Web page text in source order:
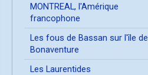
MONTREAL, l'Amérique
francophone
Les fous de Bassan sur l'île de
Bonaventure
Les Laurentides